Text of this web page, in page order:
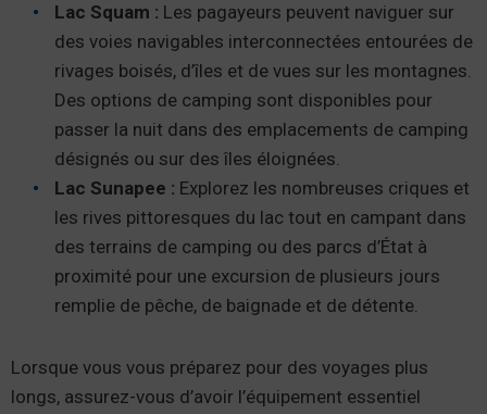
Lac Squam : Les pagayeurs peuvent naviguer sur
des voies navigables interconnectées entourées de
rivages boisés, d’îles et de vues sur les montagnes.
Des options de camping sont disponibles pour
passer la nuit dans des emplacements de camping
désignés ou sur des îles éloignées.
Lac Sunapee : Explorez les nombreuses criques et
les rives pittoresques du lac tout en campant dans
des terrains de camping ou des parcs d’État à
proximité pour une excursion de plusieurs jours
remplie de pêche, de baignade et de détente.
Lorsque vous vous préparez pour des voyages plus
longs, assurez-vous d’avoir l’équipement essentiel